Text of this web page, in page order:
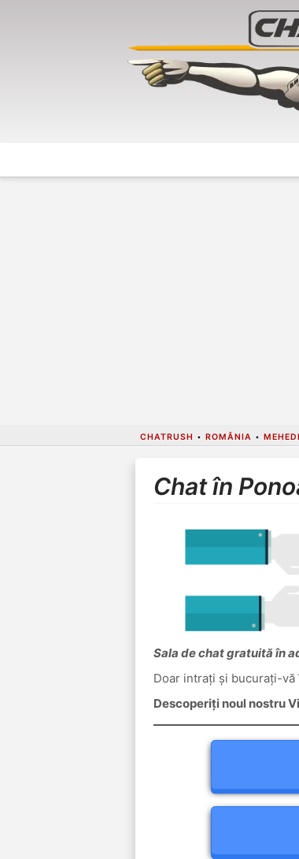
CHATRUSH • ROMÂNIA •
Chat în
Sala de chat gratuită în
Doar intrați și bucurați-
Descoperiți noul nostru